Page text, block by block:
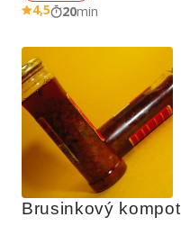
4,5 20min
Brusinkový kompot